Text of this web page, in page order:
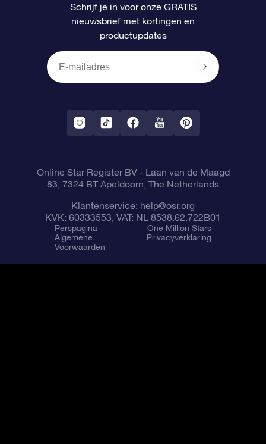
OSR Recensies
OSR Cadeaukaart
Relatiegeschenken
Gepersonaliseerde sterrenpagina
One Million Stars
Fly me to the Stars App
Betalingsinformatie
Verzendinformatie
Constellaties
Schrijf je in voor onze GRATIS
nieuwsbrief met kortingen en
productupdates
Online Star Register BV- Laan van de Maagd
83, 7324 BT Apeldoorn, The Netherlands
Klantenservice: help@osr.org
KVK: 60333553, VAT: NL 8538.62.722B01
Perspagina
One Million Stars
Algemene
Voorwaarden
Privacyverklaring